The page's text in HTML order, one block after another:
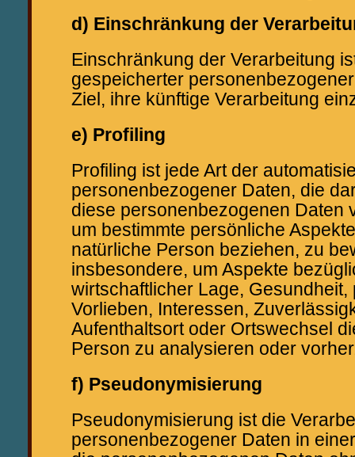
d) Einschränkung der
Einschränkung der Verarbeitung
gespeicherter
Ziel, ihre künftige Verarbeitung
e) Profiling
Profiling ist jede Art der
personenbezogener Daten, die
diese personenbezogenen Daten
um bestimmte persönliche
natürliche Person beziehen, zu
insbesondere, um Aspekte
wirtschaftlicher Lage, Gesundheit,
Vorlieben, Interessen,
Aufenthaltsort oder Ortswechsel
Person zu analysieren oder
f) Pseudonymisierung
Pseudonymisierung ist die
personenbezogener Daten in